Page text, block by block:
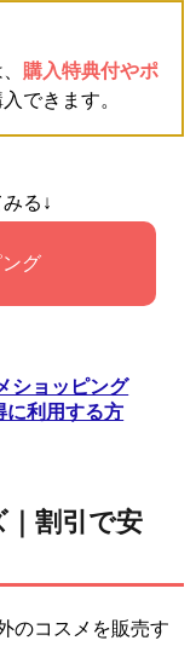
購入特典付やポ
できます。
る↓
グ
ショッピング
に利用する方
割引で安
のコスメを販売す